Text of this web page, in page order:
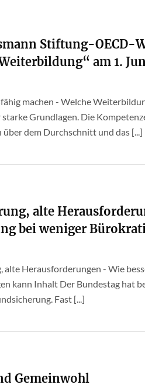
Stiftung-OECD-
am 1.
machen - Welche
Grundlagen. Die
dem Durchschnitt und das [...]
alte
bei weniger
alte Herausforderungen - Wie
kann Inhalt Der Bundestag hat
Fast [...]
Gemeinwohl